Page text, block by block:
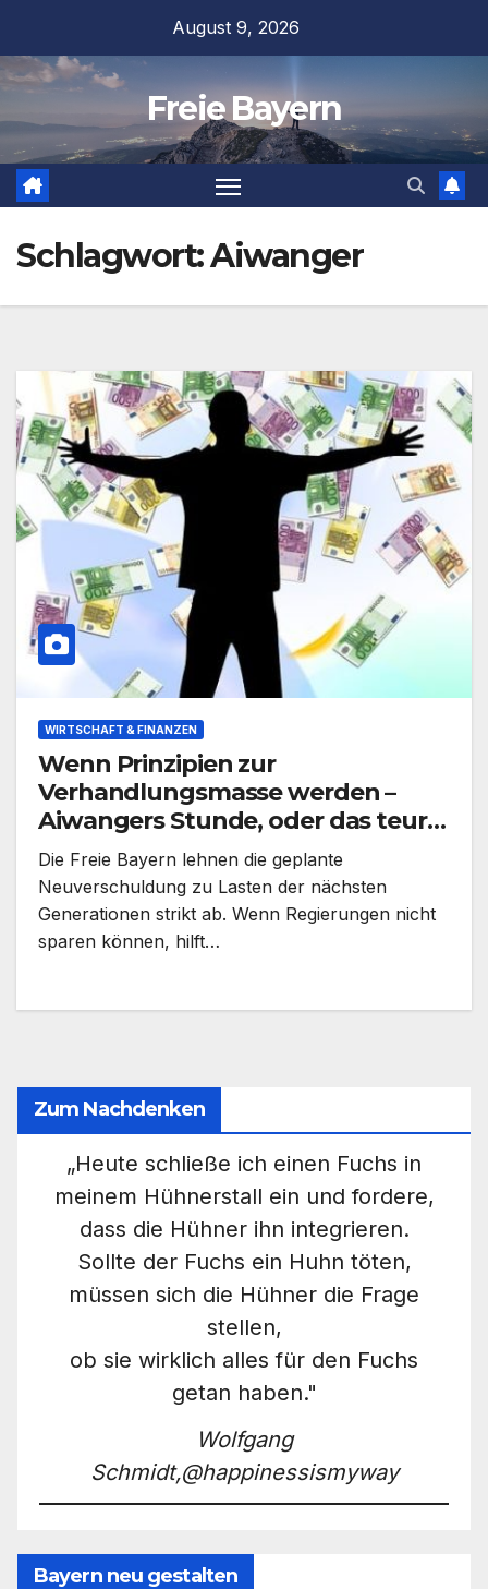
springen
August 9, 2026
Freie Bayern
Schlagwort:Aiwanger
WIRTSCHAFT & FINANZEN
Wenn Prinzipien zur
Verhandlungsmasse werden –
Aiwangers Stunde, oder das teure
Pokerspiel um Bayerns Stimmen
Die Freie Bayern lehnen die geplante
Neuverschuldung zu Lasten der nächsten
Generationen strikt ab. Wenn Regierungen nicht
sparen können, hilft…
Zum Nachdenken
„Heute schließe ich einen Fuchs in
meinem Hühnerstall ein und fordere,
dass die Hühner ihn integrieren.
Sollte der Fuchs ein Huhn töten,
müssen sich die Hühner die Frage
stellen,
ob sie wirklich alles für den Fuchs
getan haben."
Wolfgang
Schmidt,@happinessismyway
Bayern neu gestalten